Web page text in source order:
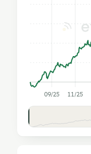
09/25 11/25